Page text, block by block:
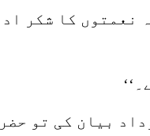
نعمتوں کا شکر
بیان کی تو